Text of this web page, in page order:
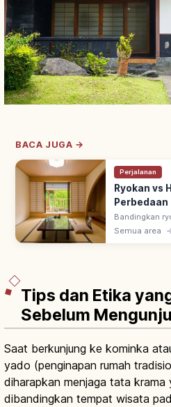
BACA JUGA →
Perjalanan
Ryokan vs
Bandingkan
sisi kamar,
Semua area
Tips dan Etika
Sebelum
Saat berkunjung ke kominka
yado (penginapan rumah
diharapkan menjaga tata
dibandingkan tempat wisata